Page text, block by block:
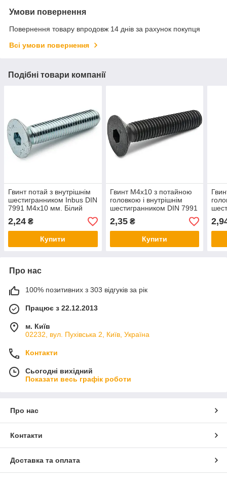
Умови повернення
Повернення товару впродовж 14 днів за рахунок покупця
Всі умови повернення
Подібні товари компанії
Гвинт потай з внутрішнім
шестигранником Inbus DIN
7991 М4х10 мм. Білий
цинк
2,24 ₴
Купити
Гвинт М4х10 з потайною
головкою і внутрішнім
шестигранником DIN 7991
без покриття клас міцності
10.9
2,35₴
Купити
без
10.9
Про нас
100% позитивних з 303 відгуків за рік
Працює з 22.12.2013
м. Київ
02232, вул. Пухівська 2, Київ, Україна
Контакти
Сьогодні вихідний
Показати весь графік роботи
Про нас
Контакти
Доставка та оплата